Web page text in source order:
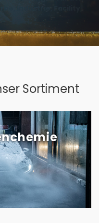
Öl für Ihr
etc.
ÖL
Sortiment